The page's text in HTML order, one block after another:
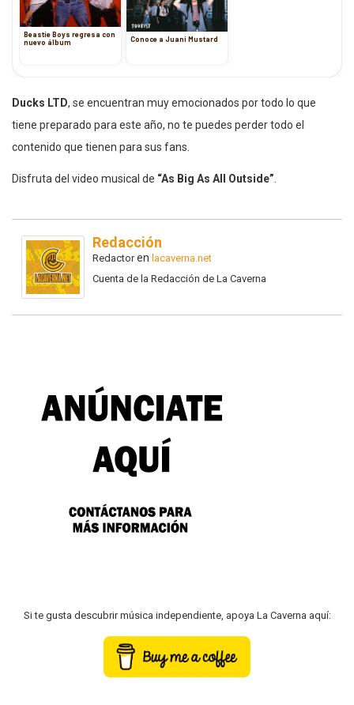
Beastie Boys regresa con
nuevo álbum
Conoce a Juani Mustard
Ducks LTD, se encuentran muy emocionados por todo lo que
tiene preparado para este año, no te puedes perder todo el
contenido que tienen para sus fans.
Disfruta del video musical de “As Big As All Outside”
Redacción
Redactoren lacaverna.net
Cuenta de la Redacción de La Caverna
Si te gusta descubrir música independiente, apoya La Caverna aquí: